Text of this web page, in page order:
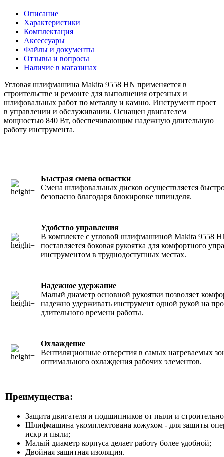
Описание
Характеристики
Комплектация
Аксессуары
Файлы и документы
Отзывы и вопросы
Наличие в магазинах
Угловая шлифмашина Makita 9558 HN применяется в
строительстве и ремонте для выполнения отрезных и
шлифовальных работ по металлу и камню. Инструмент прост
в управлении и обслуживании. Оснащен двигателем
мощностью 840 Вт, обеспечивающим надежную длительную
работу инструмента.
Быстрая смена оснастки
Смена шлифовальных дисков осуществляется
безопасно благодаря блокировке шпинделя.
Удобство управления
В комплекте с угловой шлифмашиной Makita 9558
поставляется боковая рукоятка для комфортного
инструментом в труднодоступных местах.
Надежное удержание
Малый диаметр основной рукоятки позволяет
надежно удерживать инструмент одной рукой на
длительного времени работы.
Охлаждение
Вентиляционные отверстия в самых нагреваемых
оптимального охлаждения рабочих элементов.
Преимущества:
Защита двигателя и подшипников от пыли и
Шлифмашина укомплектована кожухом - для защиты
искр и пыли;
Малый диаметр корпуса делает работу более удобной;
Двойная защитная изоляция.